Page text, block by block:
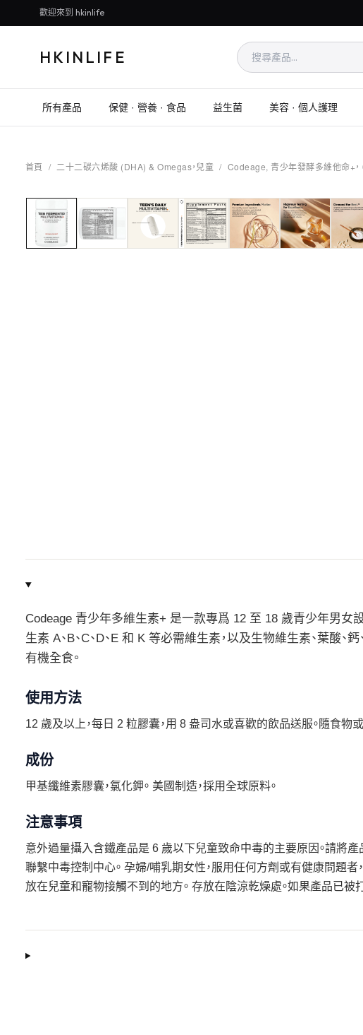
歡迎來到 hkinlife
HKINLIFE
所有產品 保健 · 營養 · 食品 益生菌 美容 · 個人護理
首頁 / 二十二碳六烯酸 (DHA) & Omegas，兒童 / Codeage, 青少年發酵多維他命+
Codeage 青少年多維生素+ 是一款專爲 12 至 18 歲青少年男女
生素 A、B、C、D、E 和 K 等必需維生素，以及生物維生素、葉酸、
有機全食。
使用方法
12 歲及以上，每日 2 粒膠囊，用 8 盎司水或喜歡的飲品送服。隨食物
成份
甲基纖維素膠囊，氯化鉀。 美國制造，採用全球原料。
注意事項
意外過量攝入含鐵產品是 6 歲以下兒童致命中毒的主要原因。請將
聯繫中毒控制中心。 孕婦/哺乳期女性，服用任何方劑或有健康問題
放在兒童和寵物接觸不到的地方。 存放在陰涼乾燥處。如果產品已被